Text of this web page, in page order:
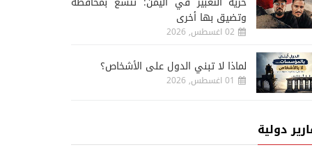
وتضيق بها أخرى
02 اغسطس, 2026
لماذا لا تبني الدول على الأشخاص؟
01 اغسطس, 2026
دولية